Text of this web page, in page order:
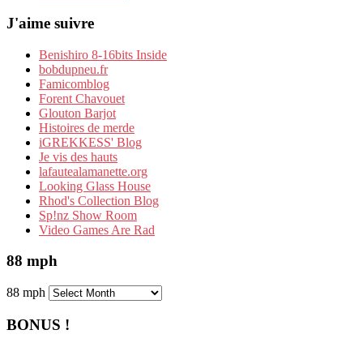
J'aime suivre
Benishiro 8-16bits Inside
bobdupneu.fr
Famicomblog
Forent Chavouet
Glouton Barjot
Histoires de merde
iGREKKESS' Blog
Je vis des hauts
lafautealamanette.org
Looking Glass House
Rhod's Collection Blog
Sp!nz Show Room
Video Games Are Rad
88 mph
88 mph
BONUS !